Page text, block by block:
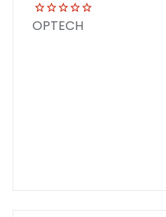
OPTECH